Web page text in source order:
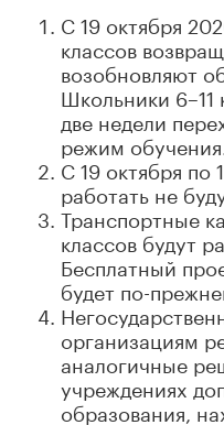
С 19 октября
классов
возобновляют
Школьники
две недели
режим обучения.
С 19 октября по
работать не
Транспортные
классов будут
Бесплатный
будет по-
организациям
аналогичные
учреждениях
образования,